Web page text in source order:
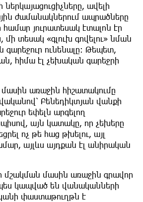
ավելի
ժամանակներում ապրածները
համար յուրատեսակ էտալոն էր
տեսակ «գլուխ գովելու» նման
գարեջուր ունենալը: Թեպետ,
հիմա էլ չեխական գարեջրի
առաջին հիշատակումը
Բենեդիկտյան վանքի
եփելն արգելող
այն կատակը, որ չեխերը
ոչ թե հաց թխելու, այլ
այլևս այդքան էլ անիրական
մշակման մասին առաջին գրավոր
կապված են վանականների
փաստաթուղթն է